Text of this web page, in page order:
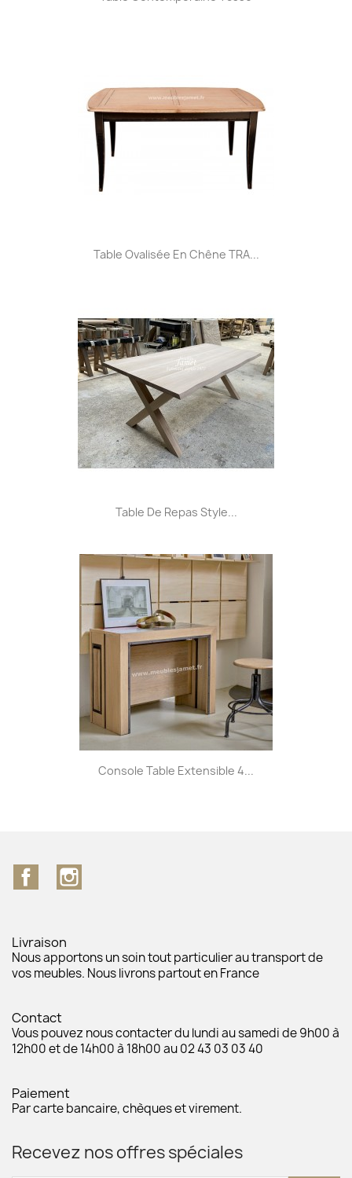
Table Ovalisée En Chêne TRA...
Table De Repas Style...
Console Table Extensible 4...
Facebook
Livraison
Nous apportons un soin tout particulier au transport de
vos meubles. Nous livrons partout en France
Contact
Vous pouvez nous contacter du lundi au samedi de 9h00 à
12h00 et de 14h00 à 18h00 au 02 43 03 03 40
Paiement
Par carte bancaire, chèques et virement.
Recevez nos offres spéciales